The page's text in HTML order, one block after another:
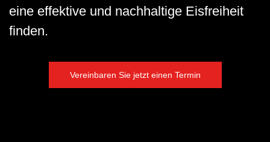
eine effektive und nachhaltige Eisfreiheit
finden.
Vereinbaren Sie jetzt einen Termin